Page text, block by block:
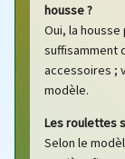
housse ?
Oui, la
suffisamment
accessoires ;
modèle.
Les roulettes
Selon le